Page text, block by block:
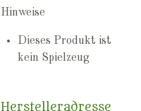
Hinweise
Dieses Produkt ist
kein Spielzeug
Herstelleradresse